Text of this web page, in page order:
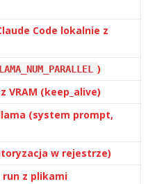
Code lokalnie z
)
VRAM (keep_alive)
(system prompt,
w rejestrze)
run z plikami